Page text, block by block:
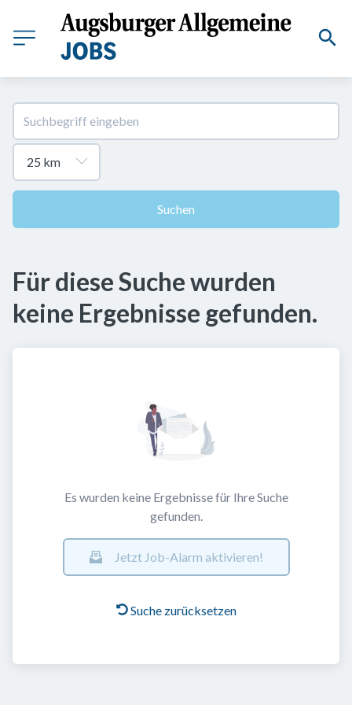
Suchen
Für diese Suche wurden
keine Ergebnisse gefunden.
Es wurden keine Ergebnisse für Ihre Suche
gefunden.
Jetzt Job-Alarm aktivieren!
Suche zurücksetzen